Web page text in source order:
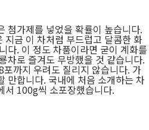
첨가제를 넣었을 확률이 높습니다.
지금 이 차처럼 부드럽고 달콤한 화
다. 이 정도 차품이라면 굳이 계화를
차로 즐겨도 무방했을 것 같습니다.
까지 우려도 질리지 않습니다. 가
만합니다. 국내에 처음 소개하는 차
서 100g씩 소포장했습니다.